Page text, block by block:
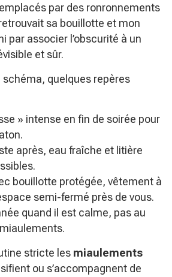
par des ronronnements
sa bouillotte et mon
par associer l’obscurité à un
et sûr.
schéma, quelques repères
» intense en fin de soirée pour
après, eau fraîche et litière
bouillotte protégée, vêtement à
semi-fermé près de vous.
quand il est calme, pas au
stricte les miaulements
ou s’accompagnent de